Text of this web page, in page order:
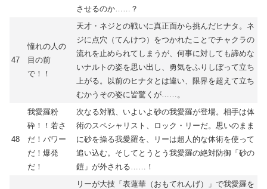
させるのか……？
47
憧れの人の
目の前
で！！
天才・ネジとの戦いに真正面から挑んだヒナタ。ネ
ジに点穴（てんけつ）をつかれたことでチャクラの
流れを止められてしまうが、何事に対しても諦めな
いナルトの姿を思い出し、勇気をふりしぼって立ち
上がる。以前のヒナタとは違い、限界を超えて立ち
むかうその姿に皆驚くが……。
48
我愛羅粉
砕！！若さ
だ！パワー
だ！爆発
だ！
次なる対戦、いよいよ砂の我愛羅が登場。相手は体
術のスペシャリスト、ロック・リーだ。思いのまま
に砂を操る我愛羅を、リーは超人的な体術を使って
追い込む。そしてとうとう我愛羅の絶対防御「砂の
鎧」が外される……！
リーが大技「表蓮華（おもてれんげ）」で我愛羅を